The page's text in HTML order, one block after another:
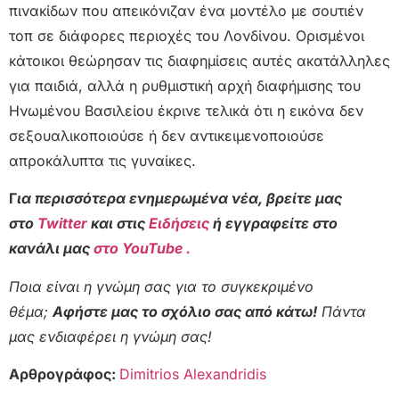
πινακίδων που απεικόνιζαν ένα μοντέλο με σουτιέν
τοπ σε διάφορες περιοχές του Λονδίνου. Ορισμένοι
κάτοικοι θεώρησαν τις διαφημίσεις αυτές ακατάλληλες
για παιδιά, αλλά η ρυθμιστική αρχή διαφήμισης του
Ηνωμένου Βασιλείου έκρινε τελικά ότι η εικόνα δεν
σεξουαλικοποιούσε ή δεν αντικειμενοποιούσε
απροκάλυπτα τις γυναίκες.
Για περισσότερα ενημερωμένα νέα, βρείτε μας
στο Twitter και στις Ειδήσεις ή εγγραφείτε στο
κανάλι μας στο YouTube .
Ποια είναι η γνώμη σας για το συγκεκριμένο
θέμα; Αφήστε μας το σχόλιο σας από κάτω! Πάντα
μας ενδιαφέρει η γνώμη σας!
Αρθρογράφος: Dimitrios Alexandridis